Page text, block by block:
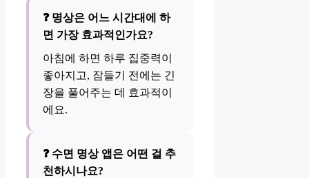
❓ 명상은 어느 시간대에 하
면 가장 효과적인가요?
아침에 하면 하루 집중력이
좋아지고, 잠들기 전에는 긴
장을 풀어주는 데 효과적이
에요.
❓ 수면 명상 앱은 어떤 걸 추
천하시나요?